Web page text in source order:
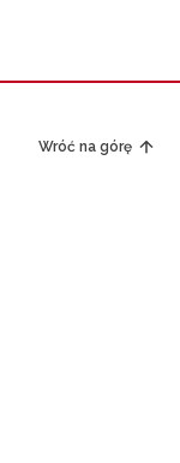
Wróć na górę